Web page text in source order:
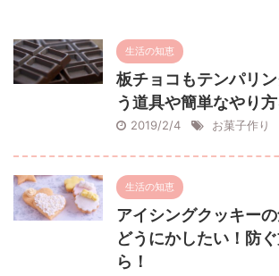
生活の知恵
板チョコもテンパリ
う道具や簡単なやり方
2019/2/4 お菓子作り
生活の知恵
アイシングクッキー
どうにかしたい！防
ら！